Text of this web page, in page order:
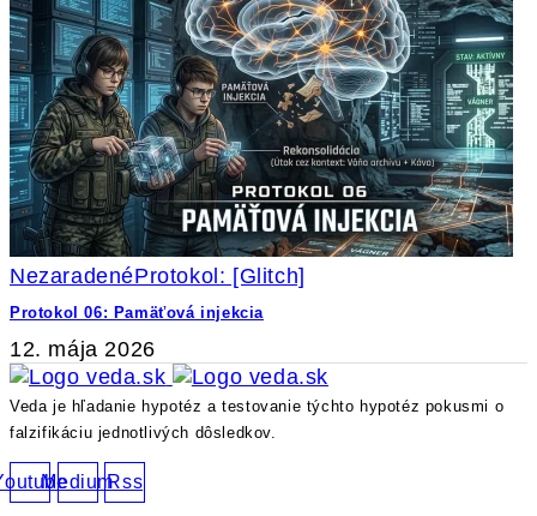
NezaradenéProtokol: [Glitch]
Protokol 06: Pamäťová injekcia
12. mája 2026
Veda je hľadanie hypotéz a testovanie týchto hypotéz pokusmi o
falzifikáciu jednotlivých dôsledkov.
MediumRss